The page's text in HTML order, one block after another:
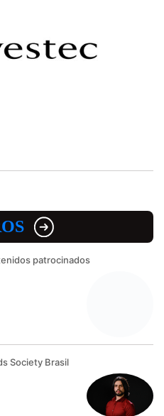
patrocinados
Society Brasil